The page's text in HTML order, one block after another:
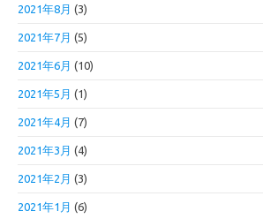
2021年8月 (3)
2021年7月 (5)
2021年6月 (10)
2021年5月 (1)
2021年4月 (7)
2021年3月 (4)
2021年2月 (3)
2021年1月 (6)